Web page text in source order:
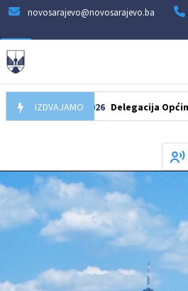
novosarajevo@novosarajevo.ba
IZDVAJAMO
07.08.2026 Delegacija Općine